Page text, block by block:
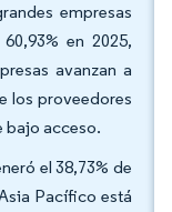
empresas
en 2025,
avanzan a
los proveedores
bajo acceso.
el 38,73% de
Pacífico está